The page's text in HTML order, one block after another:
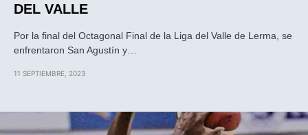
DEL VALLE
Por la final del Octagonal Final de la Liga del Valle de Lerma, se
enfrentaron San Agustín y…
11 SEPTIEMBRE, 2023